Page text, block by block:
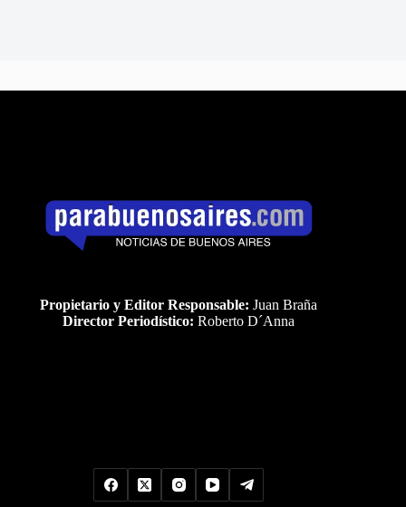
Propietario y Editor Responsable: Juan Braña
Director Periodístico: Roberto D´Anna